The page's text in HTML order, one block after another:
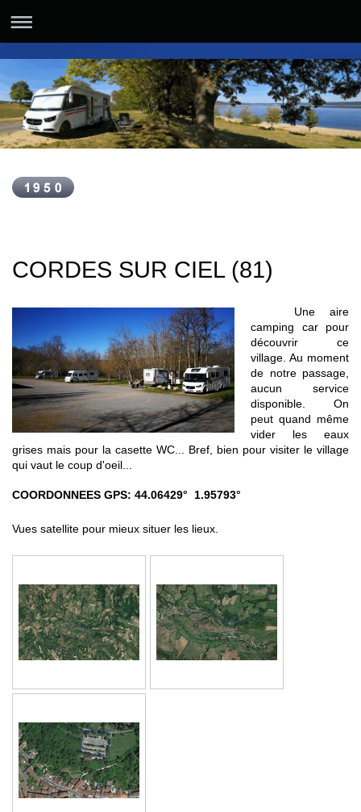
CORDES SUR CIEL (81)
Une aire
camping car pour
découvrir ce
village. Au moment
de notre passage,
aucun service
disponible. On
peut quand même
vider les eaux
grises mais pour la casette WC... Bref, bien pour visiter le village
qui vaut le coup d'oeil...
COORDONNEES GPS: 44.06429° 1.95793°
Vues satellite pour mieux situer les lieux.